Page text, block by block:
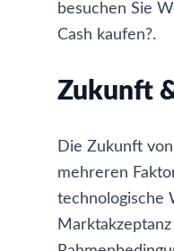
besuchen Sie
Cash kaufen?.
Zukunft
Die Zukunft
mehreren
technologische